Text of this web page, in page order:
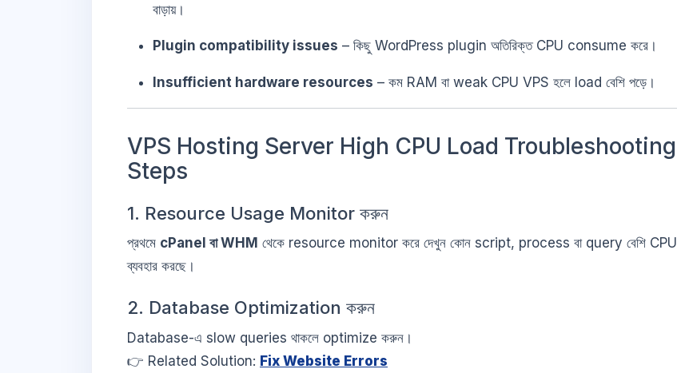
বাড়ায়।
Plugin compatibility issues – কিছু WordPress plugin অতিরিক্ত CPU consume করে।
Insufficient hardware resources – কম RAM বা weak CPU VPS হলে load বেশি পড়ে।
VPS Hosting Server High CPU Load Troubleshooting
Steps
1. Resource Usage Monitor করুন
প্রথমে cPanel বা WHM থেকে resource monitor করে দেখুন কোন script, process বা query বেশি CPU
ব্যবহার করছে।
2. Database Optimization করুন
Database-এ slow queries থাকলে optimize করুন।
👉 Related Solution: Fix Website Errors